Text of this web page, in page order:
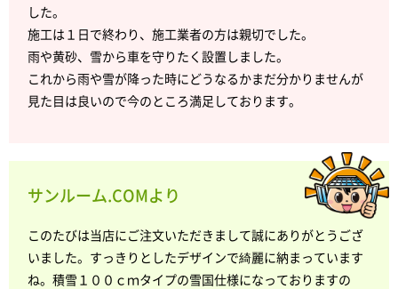
した。
施工は１日で終わり、施工業者の方は親切でした。
雨や黄砂、雪から車を守りたく設置しました。
これから雨や雪が降った時にどうなるかまだ分かりませんが
見た目は良いので今のところ満足しております。
サンルーム.COMより
このたびは当店にご注文いただきまして誠にありがとうござ
いました。すっきりとしたデザインで綺麗に納まっています
ね。積雪１００ｃｍタイプの雪国仕様になっておりますの